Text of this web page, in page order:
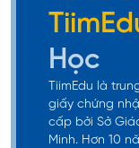
Các ngành đào
Kinh tế và
Nghệ thuật
Y học và Sức
Học
TiimEdu là
giấy chứng
cấp bởi Sở
Minh. Hơn 10